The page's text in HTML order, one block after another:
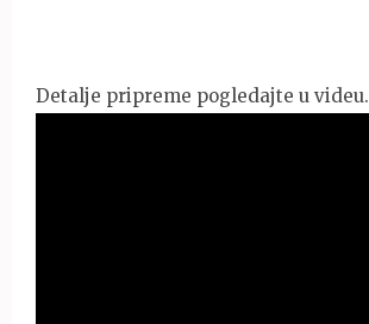
Detalje pripreme pogledajte u videu.